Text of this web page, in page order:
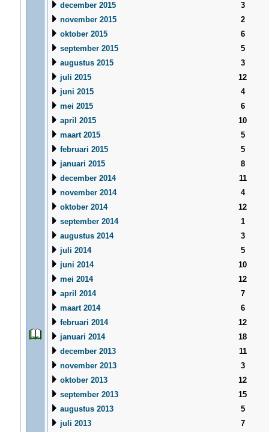
december 2015
3
november 2015
2
oktober 2015
6
september 2015
5
augustus 2015
3
juli 2015
12
juni 2015
4
mei 2015
6
april 2015
10
maart 2015
5
februari 2015
5
januari 2015
8
december 2014
11
november 2014
4
oktober 2014
12
september 2014
1
augustus 2014
3
juli 2014
5
juni 2014
10
mei 2014
12
april 2014
7
maart 2014
6
februari 2014
12
januari 2014
18
december 2013
11
november 2013
3
oktober 2013
12
september 2013
15
augustus 2013
5
juli 2013
7